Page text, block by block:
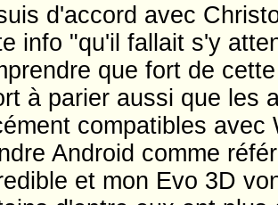
d'accord avec
info "qu'il fallait s'y
que fort de
à parier aussi que les
compatibles avec
Android comme
et mon Evo 3D